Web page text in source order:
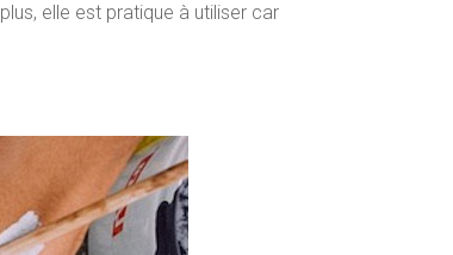
elle est pratique à utiliser car